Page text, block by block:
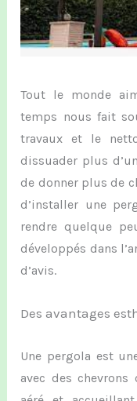
Tout le monde
temps nous fait
travaux et le
dissuader plus
de donner plus de
d’installer une
rendre quelque
développés dans
d’avis.
Des avantages
Une pergola est
avec des chevrons